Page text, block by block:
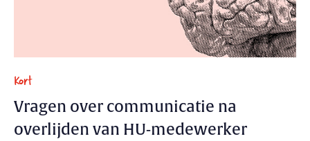
Kort
Vragen over communicatie na
overlijden van HU-medewerker